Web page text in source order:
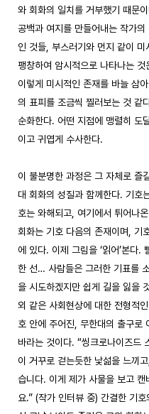
와 회화의 일치를 거부했기 때문
공백과 여지를 만들어내는 작가
인 것들, 부스러기와 먼지 같이
팽창하여 암시적으로 나타나는
이렇게 미시적인 존재를 바늘 삼
의 표피를 조금씩 찔러보는 것 같
순화한다. 어떤 지점에 맹렬히 도
이고 귀엽게 수사한다.
이 불분명한 과정은 그 자체로 즐
대 회화의 성질과 함께한다. 기호
호는 와해되고, 여기에서 튀어나
회화는 기호 다음의 존재이며, 기
에 있다. 이제 그림을 ‘읽어’본다
한 선… 사람들은 그러한 기표를
을 시도하겠지만 쉽게 길을 잃을
외 같은 사회현상에 대한 전형적
호 안에 주어진, 무한대의 출구로
바라는 것이다. “씽크로나이즈드
이 거꾸로 걷는듯한 낯섦을 느끼
습니다. 이게 제가 사물을 보고
요.” (작가 인터뷰 중) 간결한 기